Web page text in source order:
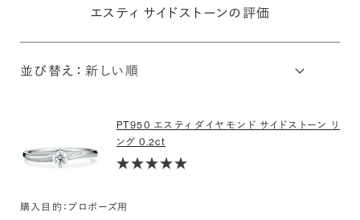
エスティ サイドストーンの評価
並び替え：
PT950 エスティ ダイヤモンド サイドストーン リ
ング 0.2ct
購入目的：プロポーズ用